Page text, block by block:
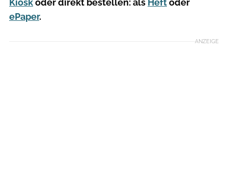
Kioskoder direkt bestellen: als Heftoder
ePaper.
ANZEIGE